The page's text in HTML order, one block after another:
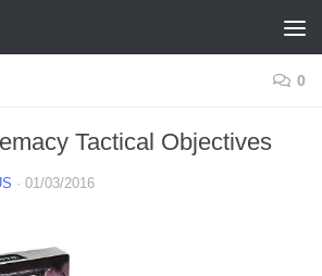
0
Tactical Objectives
· 01/03/2016